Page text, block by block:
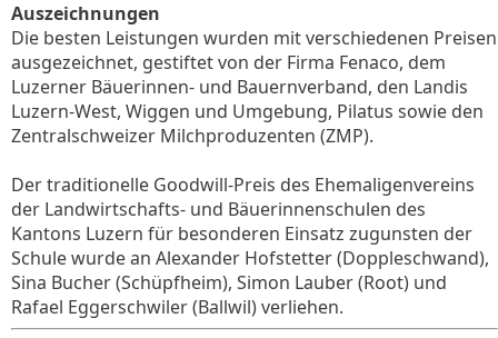
Auszeichnungen
Die besten Leistungen wurden mit verschiedenen Preisen
ausgezeichnet, gestiftet von der Firma Fenaco, dem
Luzerner Bäuerinnen- und Bauernverband, den Landis
Luzern-West, Wiggen und Umgebung, Pilatus sowie den
Zentralschweizer Milchproduzenten (ZMP).
Der traditionelle Goodwill-Preis des Ehemaligenvereins
der Landwirtschafts- und Bäuerinnenschulen des
Kantons Luzern für besonderen Einsatz zugunsten der
Schule wurde an Alexander Hofstetter (Doppleschwand),
Sina Bucher (Schüpfheim), Simon Lauber (Root) und
Rafael Eggerschwiler (Ballwil) verliehen.